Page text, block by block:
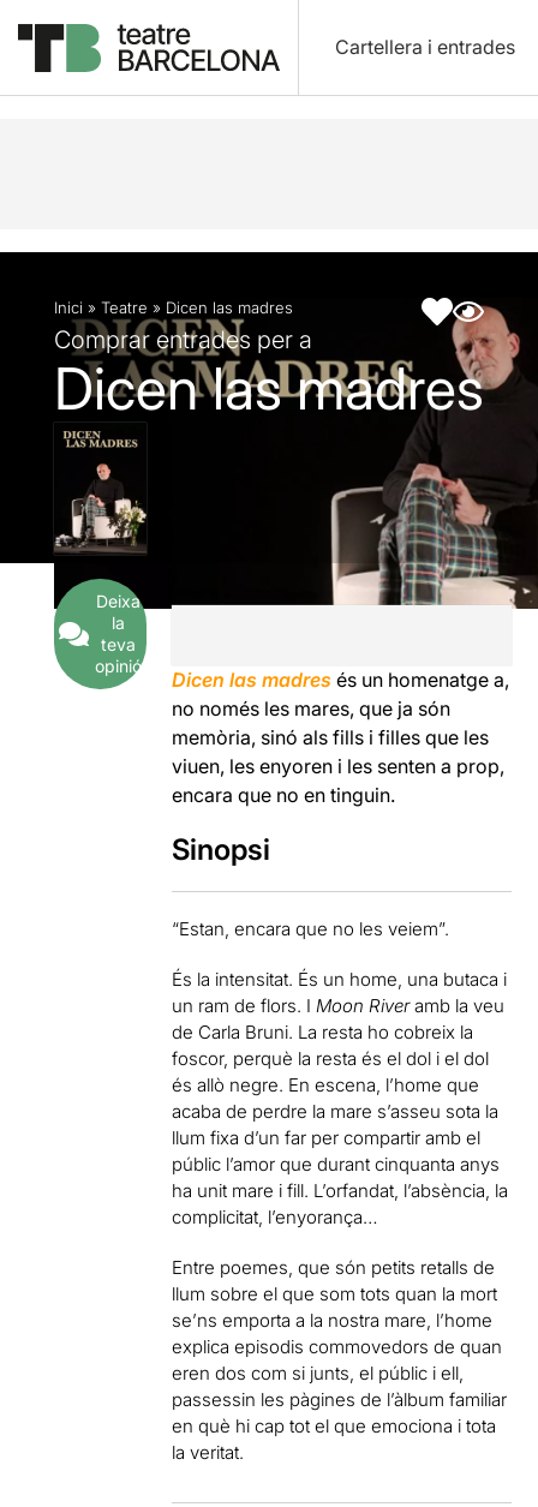
Cartellera i entrades
Descripció Fitxa artística
Inici » Teatre » Dicen las madres
Comprar entrades per a
Dicen las madres
Deixa
la
teva
opinió
Dicen las madresés un homenatge a,
no només les mares, que ja són
memòria, sinó als fills i filles que les
viuen, les enyoren i les senten a prop,
encara que no en tinguin.
Sinopsi
“Estan, encara que no les veiem”.
És la intensitat. És un home, una butaca i
un ram de flors. I Moon Riveramb la veu
de Carla Bruni. La resta ho cobreix la
foscor, perquè la resta és el dol i el dol
és allò negre. En escena, l’home que
acaba de perdre la mare s’asseu sota la
llum fixa d’un far per compartir amb el
públic l’amor que durant cinquanta anys
ha unit mare i fill. L’orfandat, l’absència, la
complicitat, l’enyorança…
Entre poemes, que són petits retalls de
llum sobre el que som tots quan la mort
se’ns emporta a la nostra mare, l’home
explica episodis commovedors de quan
eren dos com si junts, el públic i ell,
passessin les pàgines de l’àlbum familiar
en què hi cap tot el que emociona i tota
la veritat.